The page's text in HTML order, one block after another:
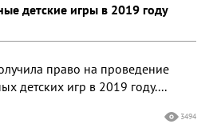
детские игры в 2019 году
право на проведение
детских игр в 2019 году....
3494